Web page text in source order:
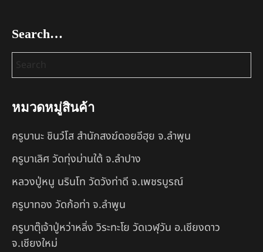
Search…
หมวดหมู่สินค้า
ครูบานะ ชินวํโส สำนักสงฆ์ดอยอีฮุย จ.ลำพูน
ครูบาเลิศ วัดทุ่งม่านใต้ จ.ลำปาง
หลวงปู่หนู นรินโท วัดวังท่าดี จ.เพชรบูรณ์
ครูบาทอง วัดก้อท่า จ.ลำพูน
ครูบาตุ๊เจ้าปู่หว่าหลิ่ง วิระทะโย วัดเวฬุวัน อ.เชียงดาว
จ.เชียงใหม่